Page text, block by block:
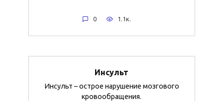
0 1.1к.
Инсульт
Инсульт – острое нарушение мозгового
кровообращения.